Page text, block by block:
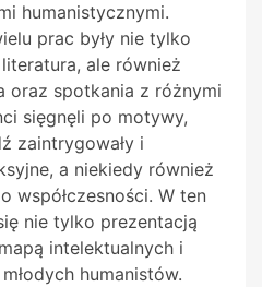
humanistycznymi.
prac były nie tylko
ale również
oraz spotkania z różnymi
sięgnęli po motywy,
zaintrygowały i
a niekiedy również
współczesności. W ten
nie tylko prezentacją
intelektualnych i
humanistów.